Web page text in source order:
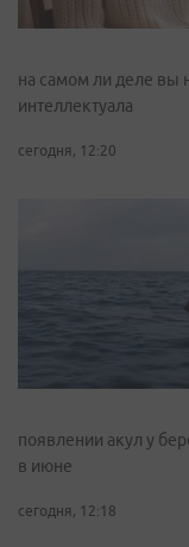
на самом ли деле вы
интеллектуала
сегодня, 12:20
появлении акул у
в июне
сегодня, 12:18